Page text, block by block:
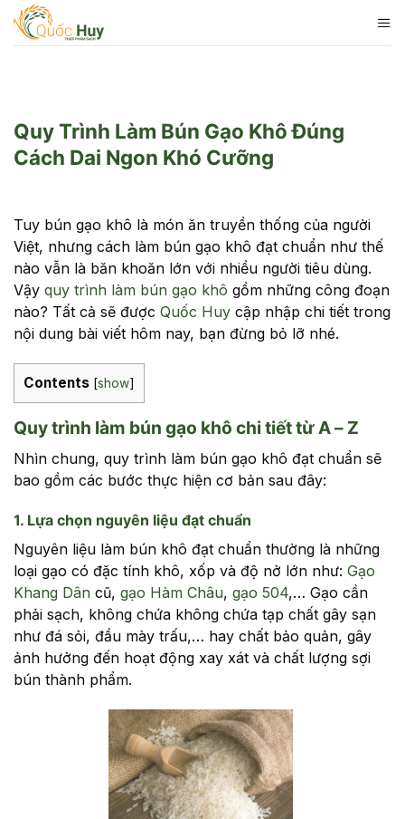
Skip
Quy Trình Làm Bún Gạo Khô Đúng
Cách Dai Ngon Khó Cưỡng
Tuy bún gạo khô là món ăn truyền thống của người
Việt, nhưng cách làm bún gạo khô đạt chuẩn như thế
nào vẫn là băn khoăn lớn với nhiều người tiêu dùng.
Vậy quy trình làm bún gạo khô gồm những công đoạn
nào? Tất cả sẽ được Quốc Huy cập nhập chi tiết trong
nội dung bài viết hôm nay, bạn đừng bỏ lỡ nhé.
Contents [show]
Quy trình làm bún gạo khô chi tiết từ A – Z
Nhìn chung, quy trình làm bún gạo khô đạt chuẩn sẽ
bao gồm các bước thực hiện cơ bản sau đây:
1. Lựa chọn nguyên liệu đạt chuẩn
Nguyên liệu làm bún khô đạt chuẩn thường là những
loại gạo có đặc tính khô, xốp và độ nở lớn như: Gạo
Khang Dân cũ, gạo Hàm Châu, gạo 504,… Gạo cần
phải sạch, không chứa không chứa tạp chất gây sạn
như đá sỏi, đầu mày trấu,… hay chất bảo quản, gây
ảnh hưởng đến hoạt động xay xát và chất lượng sợi
bún thành phẩm.